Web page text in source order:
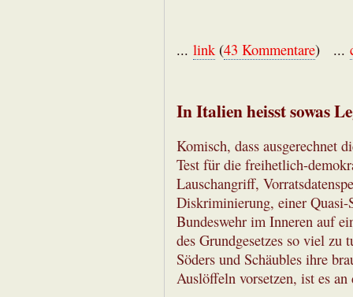
... link(43 Kommentare) ...
In Italien heisst sowas
Komisch, dass ausgerechnet
Test für die freihetlich-
Lauschangriff,
Diskriminierung, einer Quasi-
Bundeswehr im Inneren auf
des Grundgesetzes so viel zu
Söders und Schäubles ihre
Auslöffeln vorsetzen, ist es